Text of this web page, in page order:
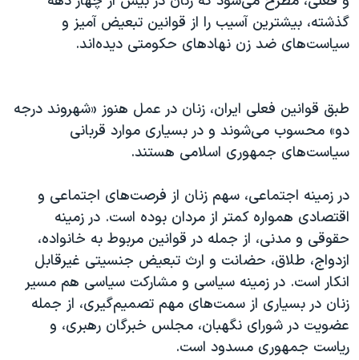
گذشته، بیشترین آسیب را از قوانین تبعیض آمیز و
سیاست‌های ضد زن نهادهای حکومتی دیده‌اند.
طبق قوانین فعلی ایران، زنان در عمل هنوز «شهروند درجه
دو» محسوب می‌شوند و در بسیاری موارد قربانی
سیاست‌های جمهوری اسلامی هستند.
در زمینه اجتماعی، سهم زنان از فرصت‌های اجتماعی و
اقتصادی همواره کمتر از مردان بوده است. در زمینه
حقوقی و مدنی، از جمله در قوانین مربوط به خانواده،
ازدواج، طلاق، حضانت و ارث تبعیض جنسیتی غیرقابل
انکار است. در زمینه سیاسی و مشارکت سیاسی هم مسیر
زنان در بسیاری از سمت‌های مهم تصمیم‌گیری، از جمله
عضویت در شورای نگهبان، مجلس خبرگان رهبری، و
ریاست جمهوری مسدود است.